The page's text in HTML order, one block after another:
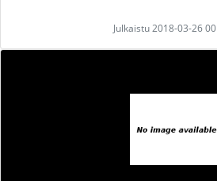
Julkaistu 2018-03-26